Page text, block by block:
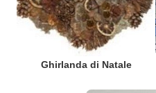
Ghirlanda di Natale